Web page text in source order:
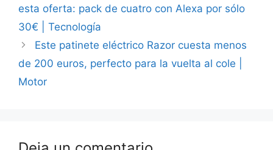
esta oferta: pack de cuatro con Alexa por sólo
30€ | Tecnología
Este patinete eléctrico Razor cuesta menos
de 200 euros, perfecto para la vuelta al cole |
Motor